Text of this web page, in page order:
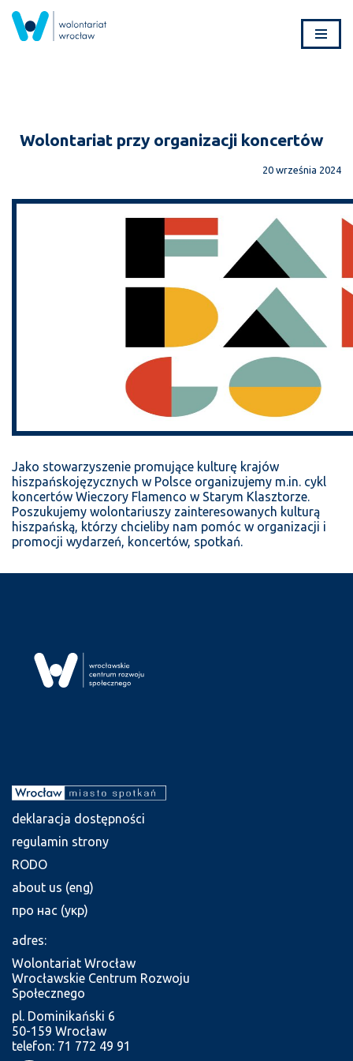
Przejdź
Wolontariat przy organizacji koncertów
20 września 2024
Jako stowarzyszenie promujące kulturę krajów
hiszpańskojęzycznych w Polsce organizujemy m.in. cykl
koncertów Wieczory Flamenco w Starym Klasztorze.
Poszukujemy wolontariuszy zainteresowanych kulturą
hiszpańską, którzy chcieliby nam pomóc w organizacji i
promocji wydarzeń, koncertów, spotkań.
deklaracja dostępności
regulamin strony
RODO
about us (eng)
про нас (укр)
adres:
Wolontariat Wrocław
Wrocławskie Centrum Rozwoju
Społecznego
pl. Dominikański 6
50-159 Wrocław
telefon: 71 772 49 91